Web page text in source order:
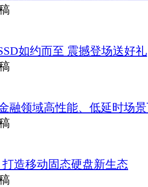
如约而至 震撼登场送好礼
融领域高性能、低延时场
造移动固态硬盘新生态